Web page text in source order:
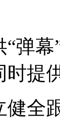
“弹
时提
健